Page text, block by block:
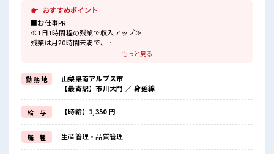
おすすめポイント
■お仕事PR
≪1日1時間程の残業で収入アップ≫
残業は月20時間未満で、
制服があるので、
毎日の服装の悩み解消♪
≪未経験の方も大カンゲイ≫
新しいことにチャレンジするのは不安だけど、
しっかり働く環境が整っています！
イチからスキルUP・ステップUP目指していきましょう！
≪収入アップを目指せる≫
高時給だらけの派遣のお仕事です！
もっと見る
勤 務 地
山梨県南アルプス市
【最寄駅】市川大門 ／ 身延線
給 与 【時給】1,350 円
職 種 生産管理・品質管理